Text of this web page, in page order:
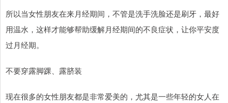
所以当女性朋友在来月经期间，不管是洗手洗脸还是刷牙，最好
用温水，这样才能够帮助缓解月经期间的不良症状，让你平安度
过月经期。
不要穿露脚踝、露脐装
现在很多的女性朋友都是非常爱美的，尤其是一些年轻的女人在